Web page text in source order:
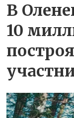
В
10